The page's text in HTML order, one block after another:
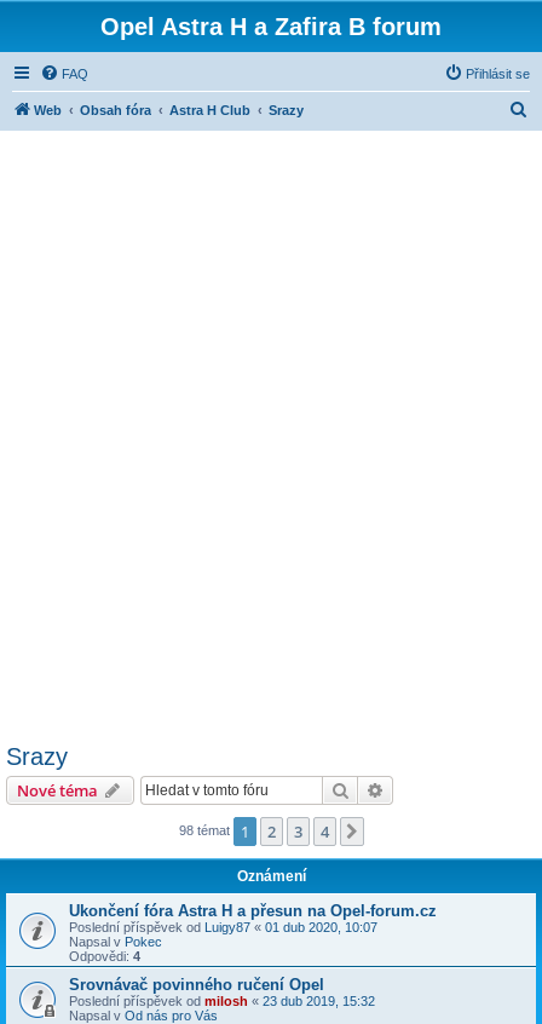
Opel Astra H a Zafira B forum
FAQ Přihlásit se
Web Obsah fóra Astra H Club Srazy
Srazy
Nové téma Hledat
98 témat 1 2 3 4
Oznámení
Ukončení fóra Astra H a přesun na Opel-forum.cz
Poslední příspěvek od Luigy87 « 01 dub 2020, 10:07
Napsal v Pokec
Odpovědi: 4
Srovnávač povinného ručení Opel
Poslední příspěvek od milosh « 23 dub 2019, 15:32
Napsal v Od nás pro Vás